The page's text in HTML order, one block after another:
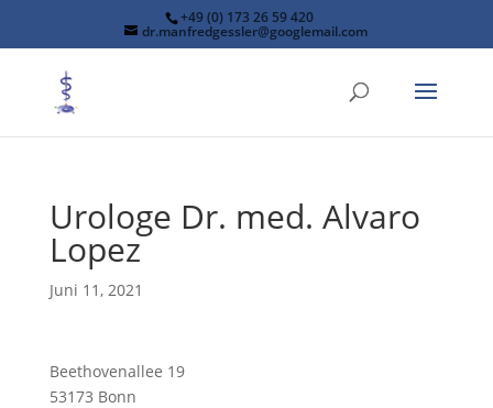
+49 (0) 173 26 59 420
dr.manfredgessler@googlemail.com
Urologe Dr. med. Alvaro
Lopez
Juni 11, 2021
Beethovenallee 19
53173 Bonn